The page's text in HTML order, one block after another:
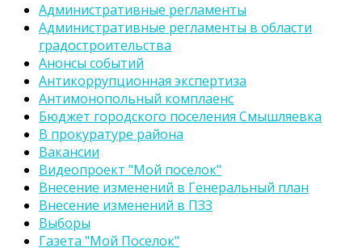
Административные регламенты
Административные регламенты в области
градостроительства
Анонсы событий
Антикоррупционная экспертиза
Антимонопольный комплаенс
Бюджет городского поселения Смышляевка
В прокуратуре района
Вакансии
Видеопроект "Мой поселок"
Внесение изменений в Генеральный план
Внесение изменений в ПЗЗ
Выборы
Газета "Мой Поселок"